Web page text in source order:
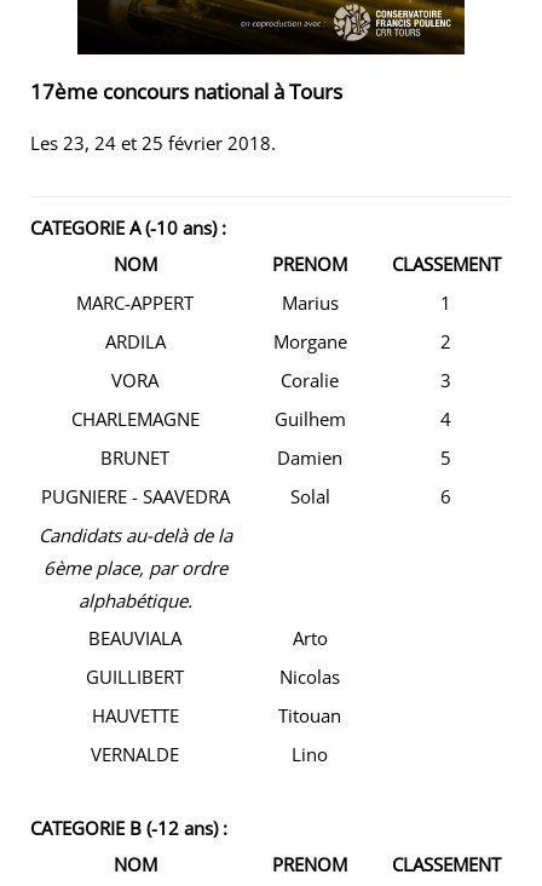
17ème concours national à Tours
Les 23, 24 et 25 février 2018.
CATEGORIE A (-10 ans) :
NOM
PRENOM
CLASSEMENT
MARC-APPERT
Marius
1
ARDILA
Morgane
2
VORA
Coralie
3
CHARLEMAGNE
Guilhem
4
BRUNET
Damien
5
PUGNIERE - SAAVEDRA
Solal
6
Candidats au-delà de la
6ème place, par ordre
alphabétique.
BEAUVIALA
Arto
GUILLIBERT
Nicolas
HAUVETTE
Titouan
VERNALDE
Lino
CATEGORIE B (-12 ans) :
NOM
PRENOM
CLASSEMENT